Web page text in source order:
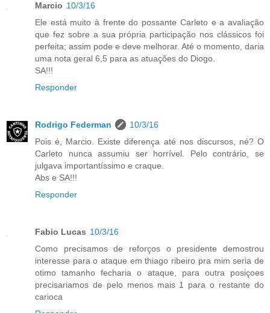
Marcio 10/3/16
Ele está muito à frente do possante Carleto e a avaliação
que fez sobre a sua própria participação nos clássicos foi
perfeita; assim pode e deve melhorar. Até o momento, daria
uma nota geral 6,5 para as atuações do Diogo.
SA!!!
Responder
Rodrigo Federman
10/3/16
Pois é, Marcio. Existe diferença até nos discursos, né? O
Carleto nunca assumiu ser horrível. Pelo contrário, se
julgava importantíssimo e craque.
Abs e SA!!!
Responder
Fabio Lucas 10/3/16
Como precisamos de reforços o presidente demostrou
interesse para o ataque em thiago ribeiro pra mim seria de
otimo tamanho fecharia o ataque, para outra posiçoes
precisariamos de pelo menos mais 1 para o restante do
carioca